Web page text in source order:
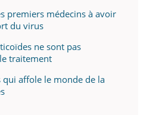
premiers médecins à avoir
du virus
ne sont pas
traitement
affole le monde de la